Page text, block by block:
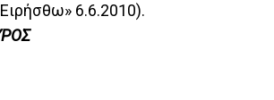
6.6.2010).